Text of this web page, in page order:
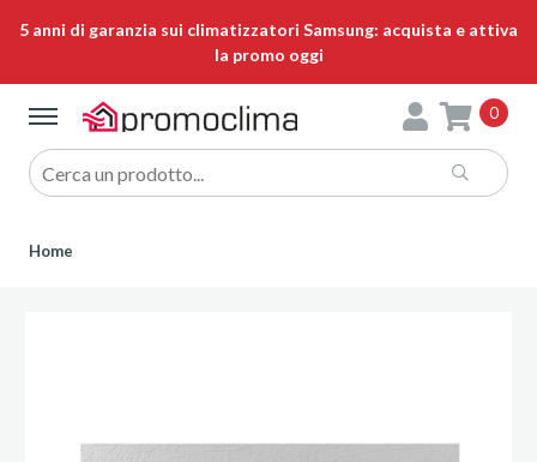
5 anni di garanzia sui climatizzatori Samsung: acquista e attiva
la promo oggi
0
Home